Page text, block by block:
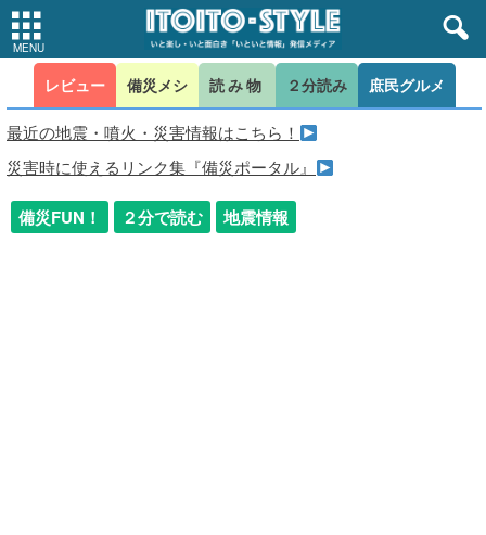
レビュー 備災メシ 読み物 ２分読み 庶民グルメ
最近の地震・噴火・災害情報はこちら！
災害時に使えるリンク集『備災ポータル』
備災FUN！ ２分で読む 地震情報